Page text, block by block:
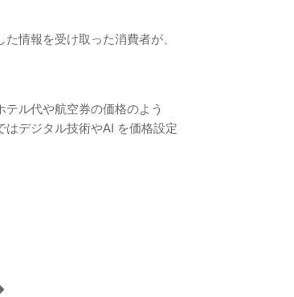
情報を受け取った消費者が、
テル代や航空券の価格のよう
デジタル技術やAI を価格設定